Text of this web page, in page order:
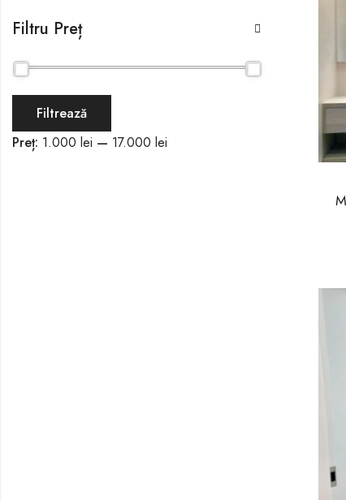
Filtru Preț
Filtrează
Preț: 1.000 lei — 17.000 lei